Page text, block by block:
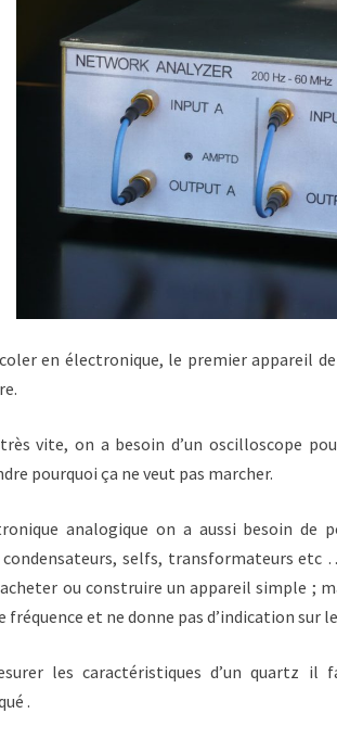
en électronique, le premier appareil
vite, on a besoin d’un oscilloscope
pourquoi ça ne veut pas marcher.
analogique on a aussi besoin de
condensateurs, selfs, transformateurs etc
ou construire un appareil simple ;
fréquence et ne donne pas d’indication sur
les caractéristiques d’un quartz il
.